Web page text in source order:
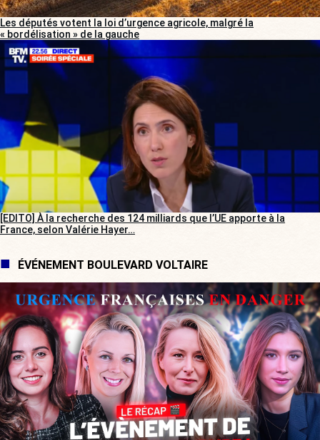
Les députés votent la loi d’urgence agricole, malgré la
« bordélisation » de la gauche
[EDITO] À la recherche des 124 milliards que l’UE apporte à la
France, selon Valérie Hayer…
ÉVÉNEMENT BOULEVARD VOLTAIRE